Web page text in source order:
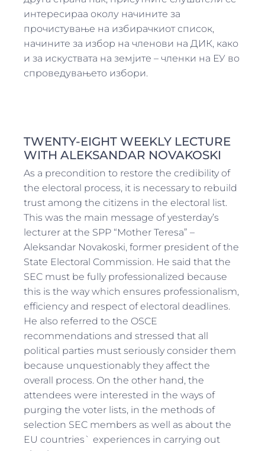
интересираа околу начините за
прочистување на избирачкиот список,
начините за избор на членови на ДИК, како
и за искуствата на земјите – членки на ЕУ во
спроведувањето избори.
TWENTY-EIGHT WEEKLY LECTURE
WITH ALEKSANDAR NOVAKOSKI
As a precondition to restore the credibility of
the electoral process, it is necessary to rebuild
trust among the citizens in the electoral list.
This was the main message of yesterday’s
lecturer at the SPP “Mother Teresa” –
Aleksandar Novakoski, former president of the
State Electoral Commission. He said that the
SEC must be fully professionalized because
this is the way which ensures professionalism,
efficiency and respect of electoral deadlines.
He also referred to the OSCE
recommendations and stressed that all
political parties must seriously consider them
because unquestionably they affect the
overall process. On the other hand, the
attendees were interested in the ways of
purging the voter lists, in the methods of
selection SEC members as well as about the
EU countries` experiences in carrying out